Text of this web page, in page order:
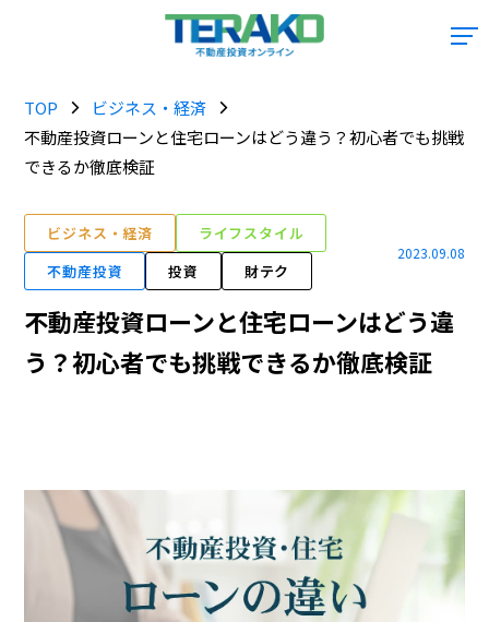
TOP
ビジネス・経済
不動産投資ローンと住宅ローンはどう違う？初心者でも挑戦
できるか徹底検証
ビジネス・経済
ライフスタイル
不動産投資
投資 財テク
2023.09.08
不動産投資ローンと住宅ローンはどう違
う？初心者でも挑戦できるか徹底検証